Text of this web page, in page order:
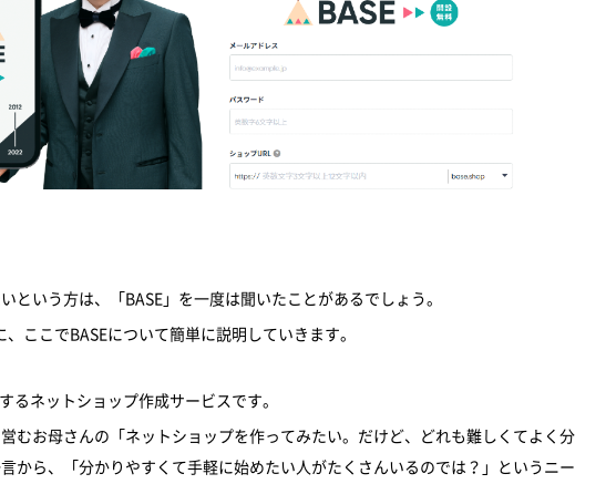
という方は、「BASE」を一度は聞いたことがあるでしょう。
ここでBASEについて簡単に説明していきます。
るネットショップ作成サービスです。
むお母さんの「ネットショップを作ってみたい。だけど、どれも難しくてよく分
から、「分かりやすくて手軽に始めたい人がたくさんいるのでは？」というニー